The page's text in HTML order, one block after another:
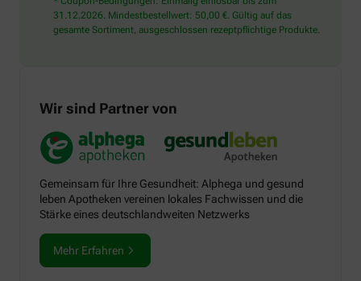
31.12.2026. Mindestbestellwert: 50,00 €. Gültig auf das
gesamte Sortiment, ausgeschlossen rezeptpflichtige Produkte.
Wir sind Partner von
Gemeinsam für Ihre Gesundheit: Alphega und gesund
leben Apotheken vereinen lokales Fachwissen und die
Stärke eines deutschlandweiten Netzwerks
Mehr Erfahren